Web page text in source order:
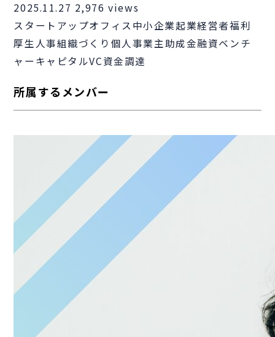
2025.11.27 2,976 views
スタートアップオフィス 中小企業起業経営者福利
厚生人事組織づくり 個人事業主助成金融資ベンチ
ャーキャピタルVC資金調達
所属するメンバー